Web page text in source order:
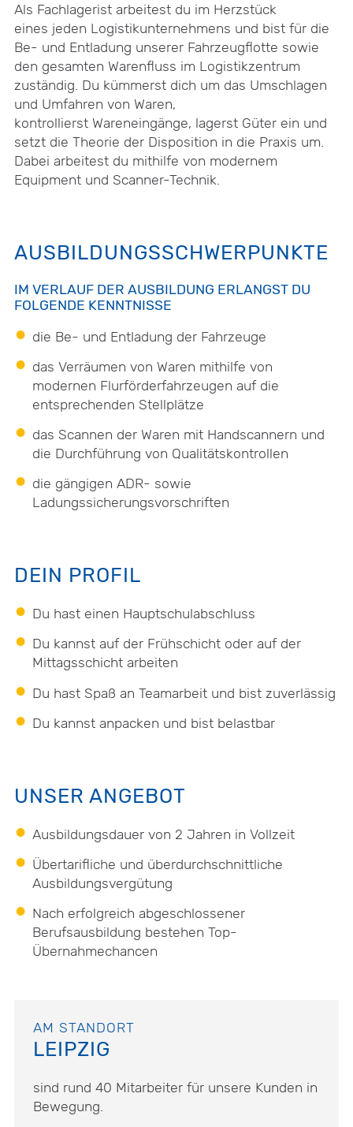
Als Fachlagerist arbeitest du im Herzstück
eines jeden Logistikunternehmens und bist für die
Be- und Entladung unserer Fahrzeugflotte sowie
den gesamten Warenfluss im Logistikzentrum
zuständig. Du kümmerst dich um das Umschlagen
und Umfahren von Waren,
kontrollierst Wareneingänge, lagerst Güter ein und
setzt die Theorie der Disposition in die Praxis um.
Dabei arbeitest du mithilfe von modernem
Equipment und Scanner-Technik.
AUSBILDUNGSSCHWERPUNKTE
IM VERLAUF DER AUSBILDUNG ERLANGST DU
FOLGENDE KENNTNISSE
die Be- und Entladung der Fahrzeuge
das Verräumen von Waren mithilfe von
modernen Flurförderfahrzeugen auf die
entsprechenden Stellplätze
das Scannen der Waren mit Handscannern und
die Durchführung von Qualitätskontrollen
die gängigen ADR- sowie
Ladungssicherungsvorschriften
DEIN PROFIL
Du hast einen Hauptschulabschluss
Du kannst auf der Frühschicht oder auf der
Mittagsschicht arbeiten
Du hast Spaß an Teamarbeit und bist zuverlässig
Du kannst anpacken und bist belastbar
UNSER ANGEBOT
Ausbildungsdauer von 2 Jahren in Vollzeit
Übertarifliche und überdurchschnittliche
Ausbildungsvergütung
Nach erfolgreich abgeschlossener
Berufsausbildung bestehen Top-
Übernahmechancen
AM STANDORT
LEIPZIG
sind rund 40 Mitarbeiter für unsere Kunden in
Bewegung.